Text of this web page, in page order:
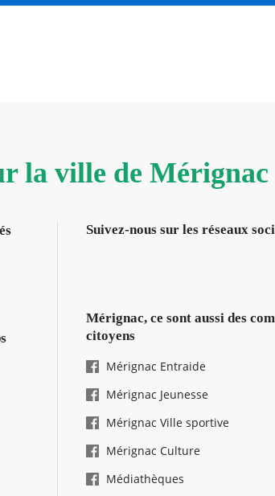
la ville de Mérignac
Suivez-nous sur les réseaux
Mérignac, ce sont aussi des
citoyens
Mérignac Entraide
Mérignac Jeunesse
Mérignac Ville sportive
Mérignac Culture
Médiathèques